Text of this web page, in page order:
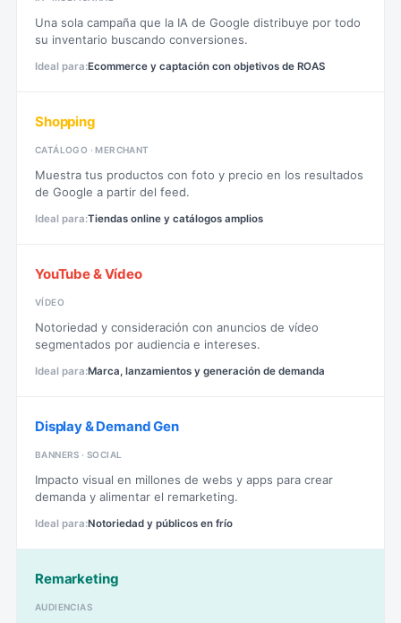
Una sola campaña que la IA de Google distribuye por todo
su inventario buscando conversiones.
Ecommerce y captación con objetivos de ROAS
Shopping
CATÁLOGO · MERCHANT
Muestra tus productos con foto y precio en los resultados
de Google a partir del feed.
Tiendas online y catálogos amplios
YouTube & Vídeo
VÍDEO
Notoriedad y consideración con anuncios de vídeo
segmentados por audiencia e intereses.
Marca, lanzamientos y generación de demanda
Display & Demand Gen
BANNERS · SOCIAL
Impacto visual en millones de webs y apps para crear
demanda y alimentar el remarketing.
Notoriedad y públicos en frío
Remarketing
AUDIENCIAS